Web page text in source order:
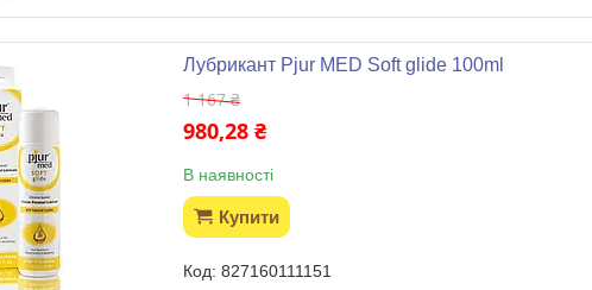
Лубрикант Pjur MED Soft glide 100ml
1 167 ₴
980,28 ₴
В наявності
Купити
827160111151